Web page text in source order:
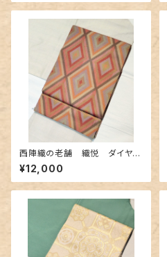
西陣織の老舗 織悦 ダイヤ柄
のしゃれ袋帯
¥12,000